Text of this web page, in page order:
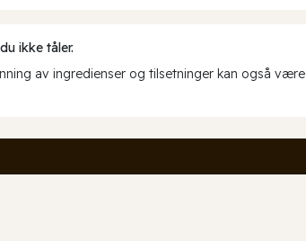
ikke tåler.
av ingredienser og tilsetninger kan også være